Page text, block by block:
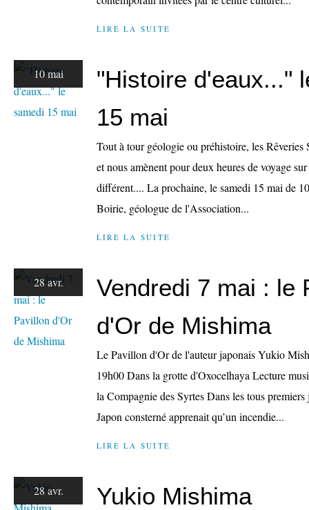
LIRE LA SUITE
10 mai
"Histoire d'eaux..."
15 mai
Tout à tour géologie ou préhistoire, les Rêveries
et nous amènent pour deux heures de voyage
différent.... La prochaine, le samedi 15 mai de
Boirie, géologue de l'Association...
LIRE LA SUITE
28 avr.
Vendredi 7 mai : le
d'Or de Mishima
Le Pavillon d'Or de l'auteur japonais Yukio
19h00 Dans la grotte d'Oxocelhaya Lecture
la Compagnie des Syrtes Dans les tous
Japon consterné apprenait qu’un incendie...
LIRE LA SUITE
28 avr. Yukio Mishima